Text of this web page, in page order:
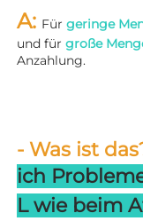
A: Für geringe
und für große
Anzahlung.
- Was ist
L wie beim